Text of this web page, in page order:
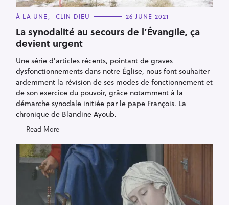
C
T
E
G
O
I
E
S
À LA UNE CLIN DIEU 26 JUNE 2021
La synodalité au secours de l’Évangile, ça
devient urgent
Une série d'articles récents, pointant de graves
dysfonctionnements dans notre Église, nous font souhaiter
ardemment la révision de ses modes de fonctionnement et
de son exercice du pouvoir, grâce notamment à la
démarche synodale initiée par le pape François. La
chronique de Blandine Ayoub.
Read More